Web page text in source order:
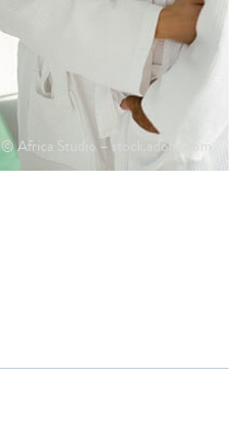
© Africa Studio – stock.adobe.com